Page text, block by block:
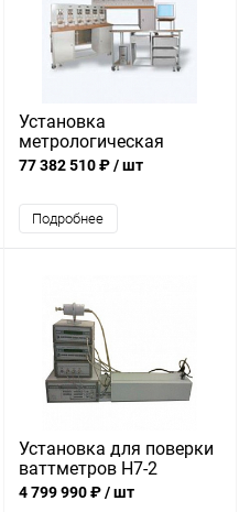
Установка
метрологическая
ФРУНЗЕ УАПС-1М/Р
77 382 510 ₽/ шт
Подробнее
Установка для поверки
ваттметров Н7-2
4 799 990 ₽/ шт